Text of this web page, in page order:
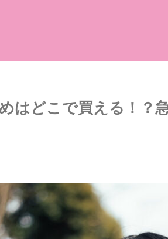
はどこで買える！？